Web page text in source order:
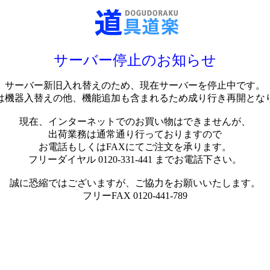
サーバー停止のお知らせ
サーバー新旧入れ替えのため、現在サーバーを停止中です。
機器入替えの他、機能追加も含まれるため成り行き再開とな
現在、インターネットでのお買い物はできませんが、
出荷業務は通常通り行っておりますので
お電話もしくはFAXにてご注文を承ります。
フリーダイヤル 0120-331-441 までお電話下さい。
誠に恐縮ではございますが、ご協力をお願いいたします。
フリーFAX 0120-441-789